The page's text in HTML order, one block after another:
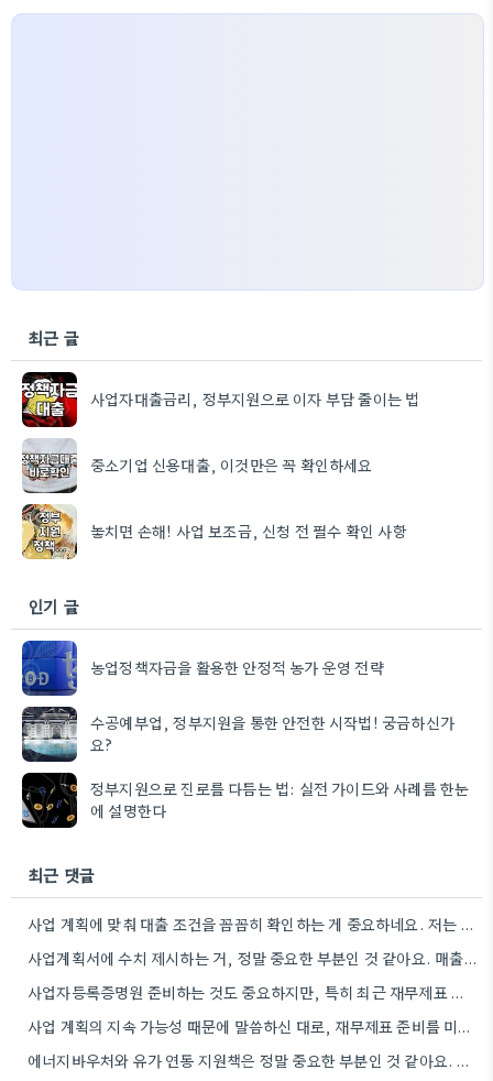
최근 글
사업자대출금리, 정부지원으로 이자 부담 줄이는 법
중소기업 신용대출, 이것만은 꼭 확인하세요
놓치면 손해! 사업 보조금, 신청 전 필수 확인 사항
인기 글
농업정책자금을 활용한 안정적 농가 운영 전략
수공예부업, 정부지원을 통한 안전한 시작법! 궁금하신가
요?
정부지원으로 진로를 다듬는 법: 실전 가이드와 사례를 한눈
에 설명한다
최근 댓글
사업 계획에 맞춰 대출 조건을 꼼꼼히 확인하는 게 중요하네요. 저는 사업 확장 시 금리 변화를…
사업계획서에 수치 제시하는 거, 정말 중요한 부분인 것 같아요. 매출 성장률이나 고용 목표를 구체적으로 적으면…
사업자등록증명원 준비하는 것도 중요하지만, 특히 최근 재무제표 유효기간 꼭 확인해야 해요. 제가 최근 사업 계획서…
사업 계획의 지속 가능성 때문에 말씀하신 대로, 재무제표 준비를 미리 해두는 게 정말 중요하네요. 특히…
에너지바우처와 유가 연동 지원책은 정말 중요한 부분인 것 같아요. 특히 농어민분들이 에너지 가격 변동에 덜…